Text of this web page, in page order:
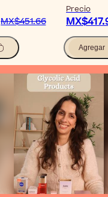
MX$451.66
Precio
Agregar